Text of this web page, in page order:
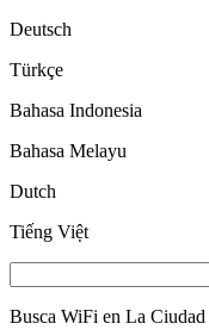
Deutsch
Türkçe
Bahasa Indonesia
Bahasa Melayu
Dutch
Tiếng Việt
Busca WiFi en La Ciudad